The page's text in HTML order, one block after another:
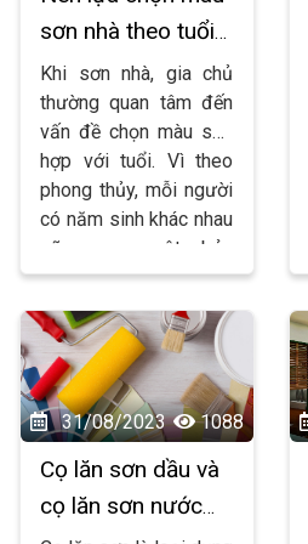
không gian sống
muốn ? Hãy tìm hiểu
sau của SƠN ĐẠI HẢI.
sơn nhà theo tuổi
chồng hay vợ ?
Khi sơn nhà, gia chủ
thường quan tâm đến
vấn đề chọn màu sơn
hợp với tuổi. Vì theo
phong thủy, mỗi người
có năm sinh khác nhau
sẽ mang một bản
mệnh tương ứng. Tuy
nhiên, rất nhiều gia chủ
thắc mắc chọn màu
sơn nhà theo tuổi của
ai trong gia đình ? Do
đó, bài viết dưới đây
sẽ cùng
bạn tìm hiểu về vấn đề
này nhé !
31/08/2023 1088
Cọ lăn sơn dầu và
cọ lăn sơn nước